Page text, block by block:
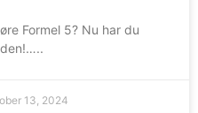
Formel 5? Nu har du
13, 2024